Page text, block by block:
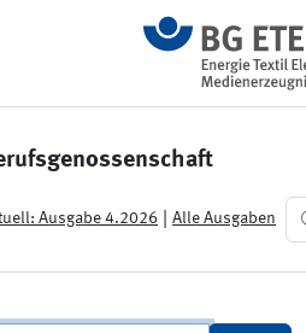
Ausgabe 4.2026 Alle Ausgaben